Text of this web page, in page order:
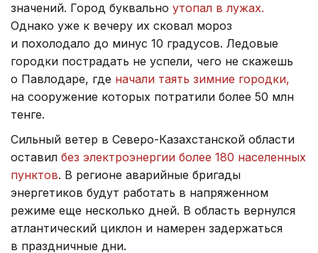
значений. Город буквально утопал в лужах.
Однако уже к вечеру их сковал мороз
и похолодало до минус 10 градусов. Ледовые
городки пострадать не успели, чего не скажешь
о Павлодаре, где начали таять зимние городки,
на сооружение которых потратили более 50 млн
тенге.
Сильный ветер в Северо-Казахстанской области
оставил без электроэнергии более 180 населенных
пунктов. В регионе аварийные бригады
энергетиков будут работать в напряженном
режиме еще несколько дней. В область вернулся
атлантический циклон и намерен задержаться
в праздничные дни.